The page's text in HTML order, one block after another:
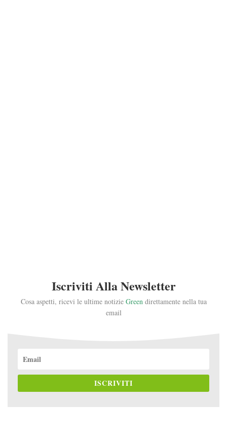
Iscriviti Alla Newsletter
Cosa aspetti, ricevi le ultime notizie Greendirettamente nella tua
email
ISCRIVITI